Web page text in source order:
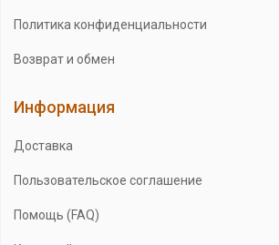
Политика конфиденциальности
Возврат и обмен
Информация
Доставка
Пользовательское соглашение
Помощь (FAQ)